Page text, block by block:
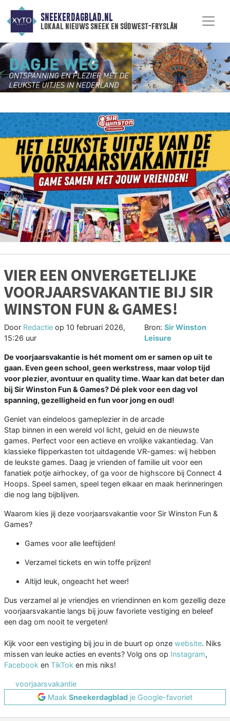
SNEEKERDAGBLAD.NL
lokaal nieuws sneek en súdwest-fryslân
VIER EEN ONVERGETELIJKE
VOORJAARSVAKANTIE BIJ SIR
WINSTON FUN & GAMES!
Door Redactie op 10 februari 2026,
15:26 uur
Bron: Sir Winston
Leisure
De voorjaarsvakantie is hét moment om er samen op uit te
gaan. Even geen school, geen werkstress, maar volop tijd
voor plezier, avontuur en quality time. Waar kan dat beter dan
bij Sir Winston Fun & Games? Dé plek voor een dag vol
spanning, gezelligheid en fun voor jong en oud!
Geniet van eindeloos gameplezier in de arcade
Stap binnen in een wereld vol licht, geluid en de nieuwste
games. Perfect voor een actieve en vrolijke vakantiedag. Van
klassieke flipperkasten tot uitdagende VR-games: wij hebben
de leukste games. Daag je vrienden of familie uit voor een
fanatiek potje airhockey, of ga voor de highscore bij Connect 4
Hoops. Speel samen, speel tegen elkaar en maak herinneringen
die nog lang bijblijven.
Waarom kies jij deze voorjaarsvakantie voor Sir Winston Fun &
Games?
Games voor alle leeftijden!
Verzamel tickets en win toffe prijzen!
Altijd leuk, ongeacht het weer!
Dus verzamel al je vriendjes en vriendinnen en kom gezellig deze
voorjaarsvakantie langs bij jouw favoriete vestiging en beleef
een dag om nooit te vergeten!
Kijk voor een vestiging bij jou in de buurt op onze website. Niks
missen van leuke acties en events? Volg ons op Instagram,
Facebook en TikTok en mis niks!
voorjaarsvakantie
Maak Sneekerdagblad je Google-favoriet